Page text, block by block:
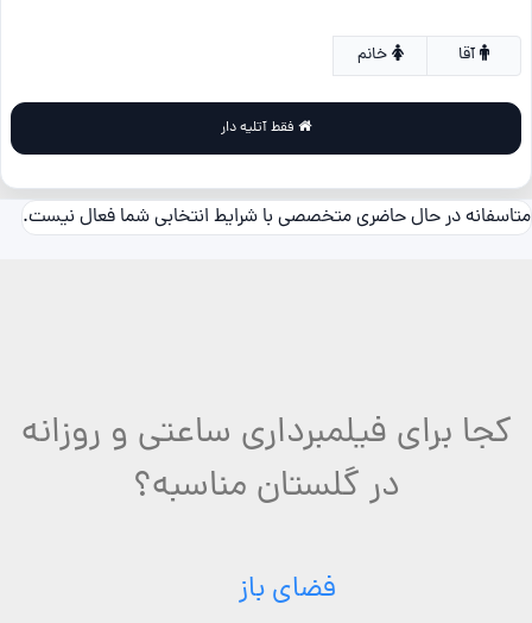
خانم
متاسفانه در حال حاضری متخصصی با شرایط انتخابی شما فعال نیست.
کجا برای فیلمبرداری ساعتی و روزانه
در گلستان مناسبه؟
فضای باز